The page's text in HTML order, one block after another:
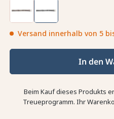
Versand innerhalb von 5
In den
Beim Kauf dieses Produkts
Treueprogramm. Ihr